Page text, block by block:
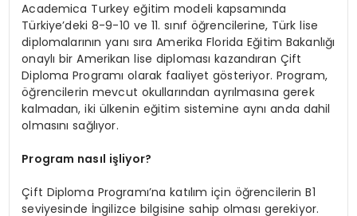
Academica Turkey eğitim modeli kapsamında
Türkiye’deki 8-9-10 ve 11. sınıf öğrencilerine, Türk lise
diplomalarının yanı sıra Amerika Florida Eğitim Bakanlığı
onaylı bir Amerikan lise diploması kazandıran Çift
Diploma Programı olarak faaliyet gösteriyor. Program,
öğrencilerin mevcut okullarından ayrılmasına gerek
kalmadan, iki ülkenin eğitim sistemine aynı anda dahil
olmasını sağlıyor.
Program nasıl işliyor?
Çift Diploma Programı’na katılım için öğrencilerin B1
seviyesinde İngilizce bilgisine sahip olması gerekiyor.